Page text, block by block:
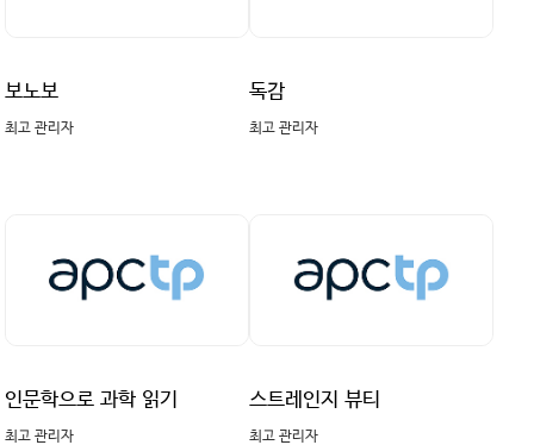
보노보
최고 관리자
독감
최고 관리자
인문학으로 과학 읽기
최고 관리자
스트레인지 뷰티
최고 관리자